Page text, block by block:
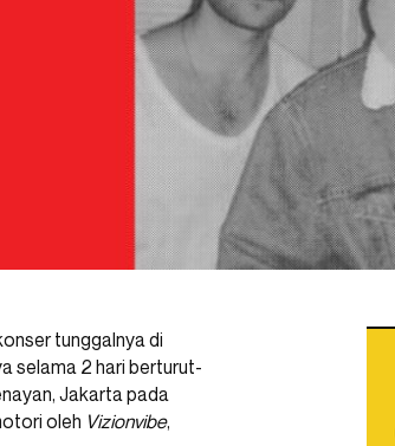
tunggalnya di
selama 2 hari berturut-
Jakarta pada
oleh Vizionvibe,